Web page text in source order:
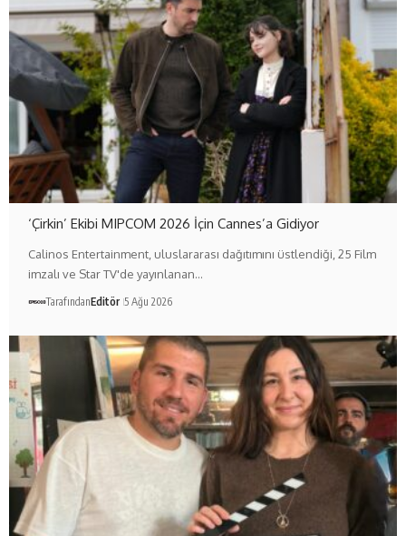
‘Çirkin’ Ekibi MIPCOM 2026 İçin Cannes’a Gidiyor
Calinos Entertainment, uluslararası dağıtımını üstlendiği, 25 Film
imzalı ve Star TV'de yayınlanan…
TarafındanEditör 5 Ağu 2026